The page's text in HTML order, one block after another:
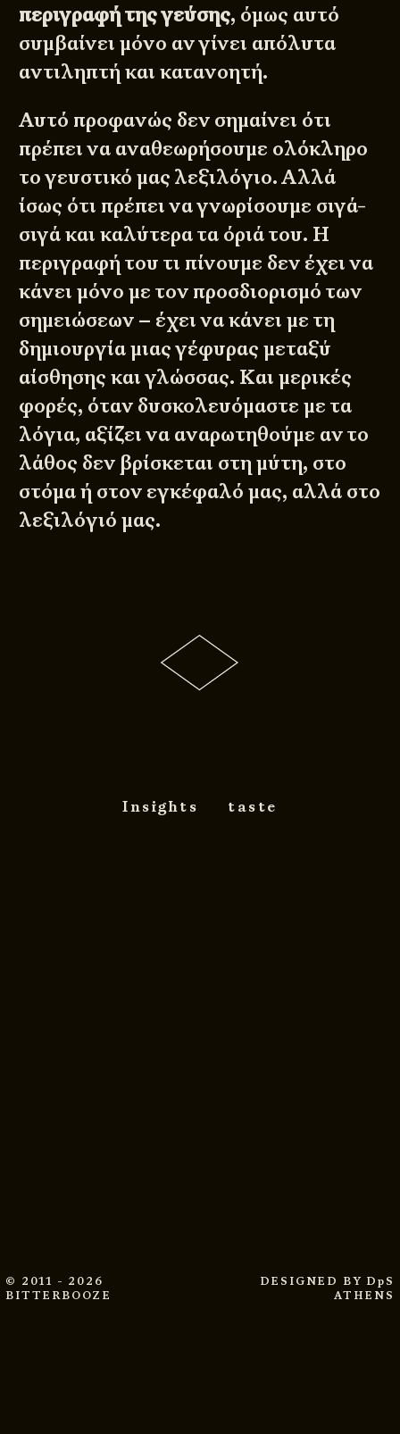
περιγραφή της γεύσης, όμως αυτό
συμβαίνει μόνο αν γίνει απόλυτα
αντιληπτή και κατανοητή.
Αυτό προφανώς δεν σημαίνει ότι
πρέπει να αναθεωρήσουμε ολόκληρο
το γευστικό μας λεξιλόγιο. Αλλά
ίσως ότι πρέπει να γνωρίσουμε σιγά-
σιγά και καλύτερα τα όριά του. Η
περιγραφή του τι πίνουμε δεν έχει να
κάνει μόνο με τον προσδιορισμό των
σημειώσεων – έχει να κάνει με τη
δημιουργία μιας γέφυρας μεταξύ
αίσθησης και γλώσσας. Και μερικές
φορές, όταν δυσκολευόμαστε με τα
λόγια, αξίζει να αναρωτηθούμε αν το
λάθος δεν βρίσκεται στη μύτη, στο
στόμα ή στον εγκέφαλό μας, αλλά στο
λεξιλόγιό μας.
Insights taste
© 2011 - 2026
BITTERBOOZE
DESIGNED BY DpS
ATHENS